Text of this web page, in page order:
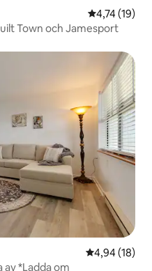
4,74 av 5 i
4,74 (19)
Town och Jamesport
4,94 av 5 i
4,94 (18)
av *Ladda om